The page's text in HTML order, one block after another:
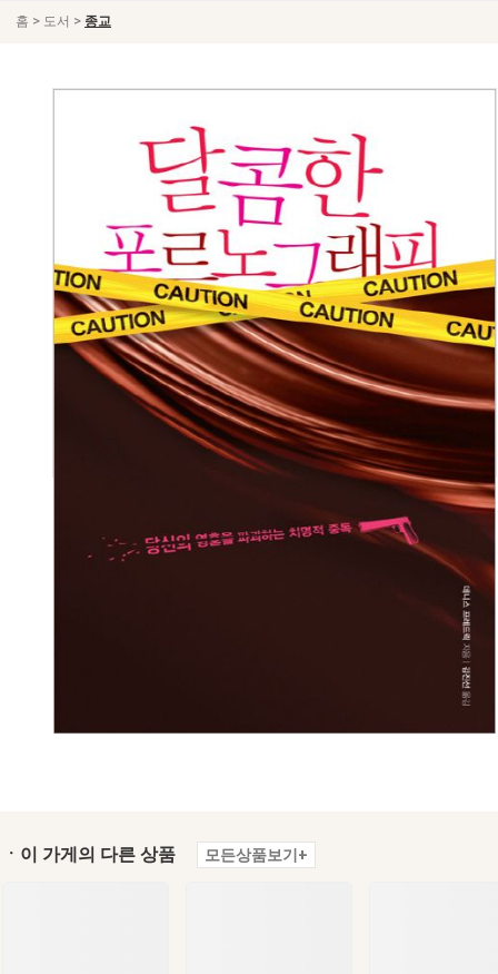
홈 > 도서 > 종교
ㆍ이 가게의 다른 상품 모든상품보기+